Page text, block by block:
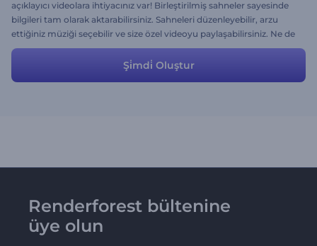
açıklayıcı videolara ihtiyacınız var! Birleştirilmiş sahneler sayesinde
bilgileri tam olarak aktarabilirsiniz. Sahneleri düzenleyebilir, arzu
ettiğiniz müziği seçebilir ve size özel videoyu paylaşabilirsiniz. Ne de
olsa paylaşmak, özen göstermektir!
Şi̇mdi̇ Oluştur
Renderforest bültenine
üye olun